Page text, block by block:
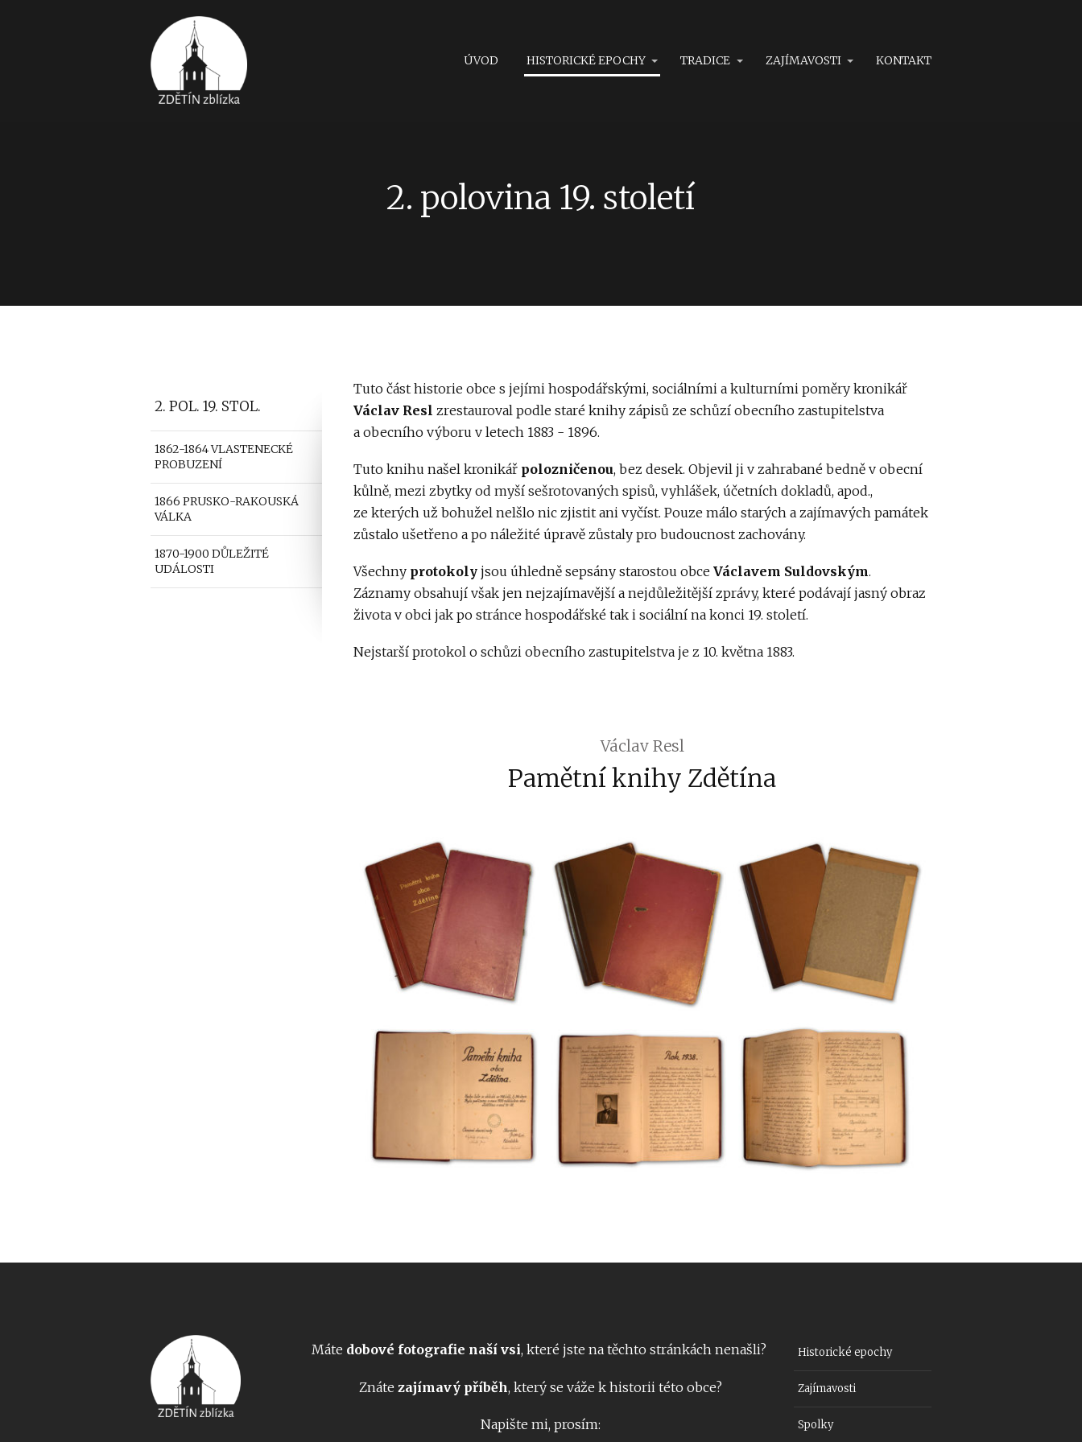
ÚVOD HISTORICKÉ EPOCHY TRADICE ZAJÍMAVOSTI KONTAKT
2. polovina 19. století
2. POL. 19. STOL.
1862-1864 VLASTENECKÉ
PROBUZENÍ
1866 PRUSKO-RAKOUSKÁ
VÁLKA
1870-1900 DŮLEŽITÉ
UDÁLOSTI
Tuto část historie obce s jejími hospodářskými, sociálními a kulturními poměry kronikář
Václav Resl zrestauroval podle staré knihy zápisů ze schůzí obecního zastupitelstva
a obecního výboru v letech 1883 - 1896.
Tuto knihu našel kronikář polozničenou, bez desek. Objevil ji v zahrabané bedně v obecní
kůlně, mezi zbytky od myší sešrotovaných spisů, vyhlášek, účetních dokladů, apod.,
ze kterých už bohužel nelšlo nic zjistit ani vyčíst. Pouze málo starých a zajímavých památek
zůstalo ušetřeno a po náležité úpravě zůstaly pro budoucnost zachovány.
Všechny protokoly jsou úhledně sepsány starostou obceVáclavem Suldovským.
Záznamy obsahují však jen nejzajímavější a nejdůležitější zprávy, které podávají jasný obraz
života v obci jak po stránce hospodářské tak i sociální na konci 19. století.
Nejstarší protokol o schůzi obecního zastupitelstva je z 10. května 1883.
Václav Resl
Pamětní knihy Zdětína
Máte dobové fotografie naší vsi, které jste na těchto stránkách nenašli?
Znátezajímavý příběh, který se váže k historii této obce?
Napište mi, prosím:
Historické epochy
Zajímavosti
Spolky